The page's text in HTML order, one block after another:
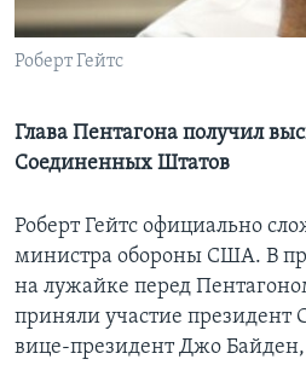
Learning English
Языки
Роберт Гейтс
Глава Пентагона получил
Соединенных Штатов
Роберт Гейтс официально
министра обороны США. В
на лужайке перед
приняли участие
вице-президент Джо